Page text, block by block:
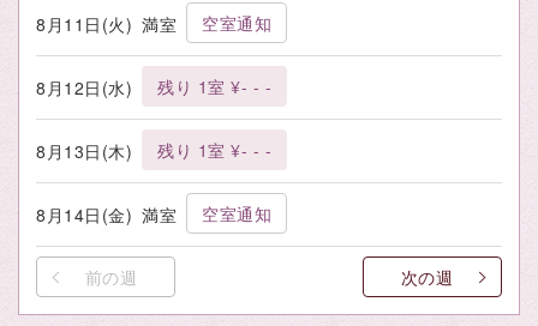
8月11日(火) 満室 空室通知
8月12日(水) 残り 1室 ¥- - -
8月13日(木) 残り 1室 ¥- - -
8月14日(金) 満室 空室通知
前の週 次の週